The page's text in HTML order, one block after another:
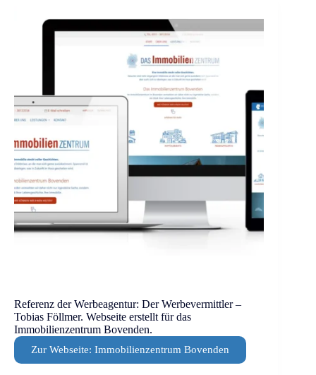
Referenz der Werbeagentur: Der Werbevermittler –
Tobias Föllmer. Webseite erstellt für das
Immobilienzentrum Bovenden.
Zur Webseite: Immobilienzentrum Bovenden